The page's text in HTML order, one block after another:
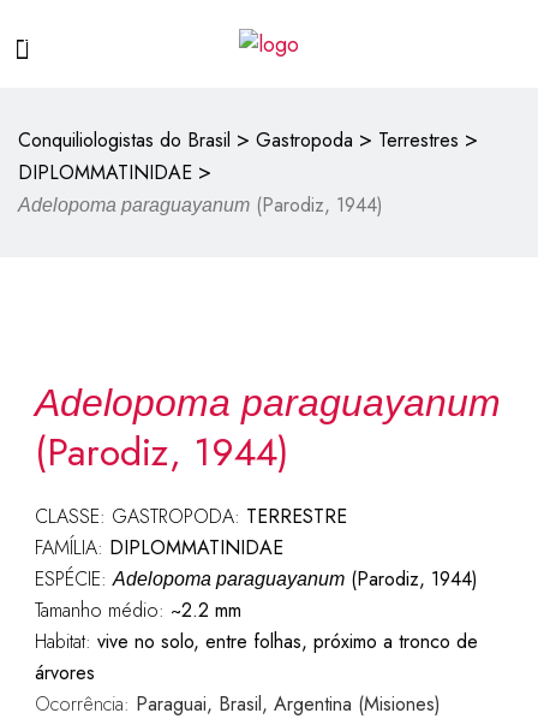
Conquiliologistas do Brasil > Gastropoda > Terrestres >
DIPLOMMATINIDAE >
Adelopoma paraguayanum (Parodiz, 1944)
Adelopoma paraguayanum
(Parodiz, 1944)
CLASSE: GASTROPODA: TERRESTRE
FAMÍLIA: DIPLOMMATINIDAE
ESPÉCIE:Adelopoma paraguayanum(Parodiz, 1944)
Tamanho médio: ~2.2 mm
Habitat: vive no solo, entre folhas, próximo a tronco de
árvores
Ocorrência: Paraguai, Brasil, Argentina (Misiones)